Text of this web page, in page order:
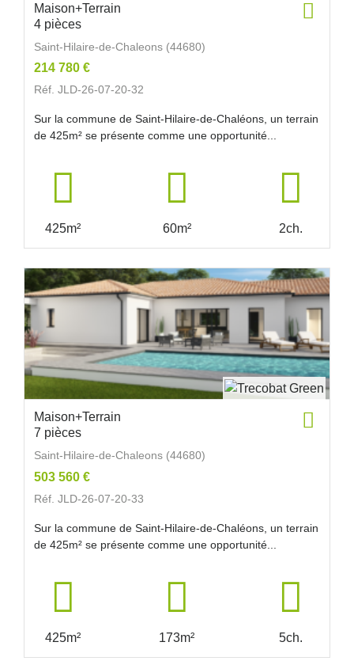
Maison+Terrain
4 pièces
Saint-Hilaire-de-Chaleons (44680)
214 780 €
Réf. JLD-26-07-20-32
Sur la commune de Saint-Hilaire-de-Chaléons, un terrain
de 425m² se présente comme une opportunité...
425m² 60m² 2ch.
Maison+Terrain
7 pièces
Saint-Hilaire-de-Chaleons (44680)
503 560 €
Réf. JLD-26-07-20-33
Sur la commune de Saint-Hilaire-de-Chaléons, un terrain
de 425m² se présente comme une opportunité...
425m² 173m² 5ch.